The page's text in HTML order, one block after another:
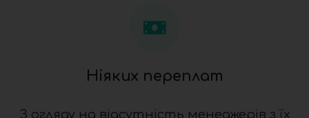
Ніяких переплат
З огляду на відсутність менеджерів з їх